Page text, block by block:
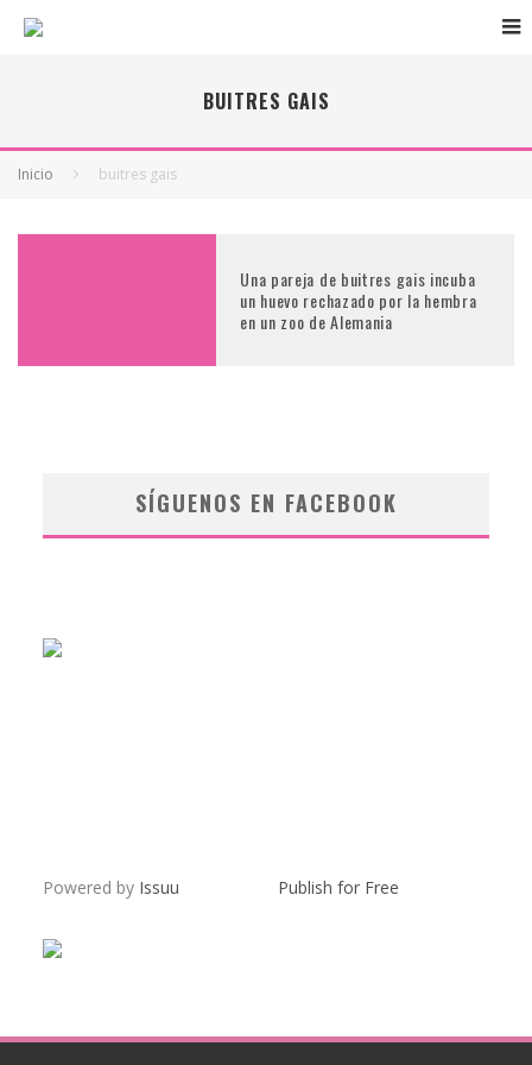
BUITRES GAIS
Inicio buitres gais
Una pareja de buitres gais incuba
un huevo rechazado por la hembra
en un zoo de Alemania
SÍGUENOS EN FACEBOOK
Powered by Issuu Publish for Free